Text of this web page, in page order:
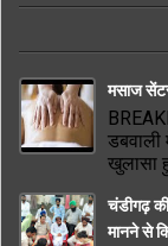
मसाज
खुलासा
चंडीगढ़
मानने से